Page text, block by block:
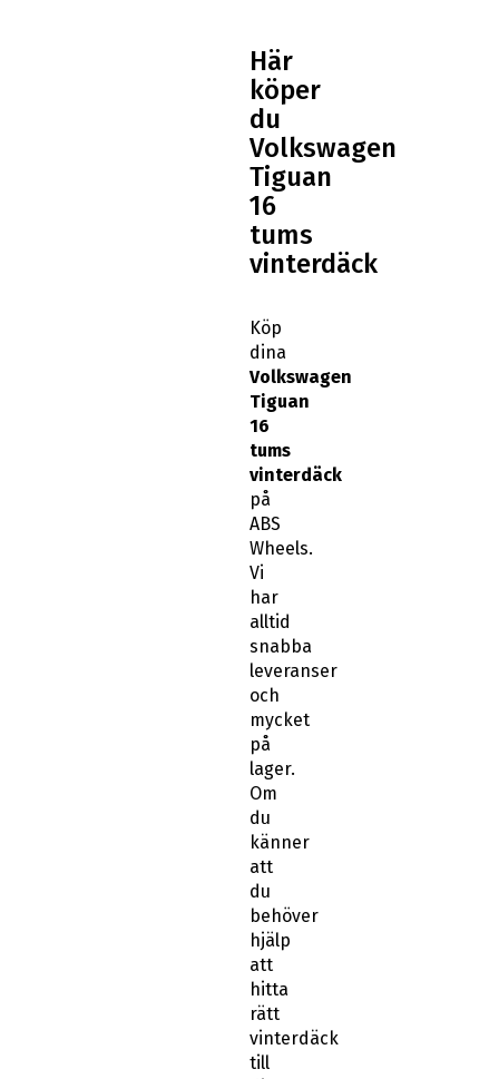
Här
köper
du
Volkswagen
Tiguan
16
tums
vinterdäck
Köp
dina
Volkswagen
Tiguan
16
tums
vinterdäck
på
ABS
Wheels.
Vi
har
alltid
snabba
leveranser
och
mycket
på
lager.
Om
du
känner
att
du
behöver
hjälp
att
hitta
rätt
vinterdäck
till